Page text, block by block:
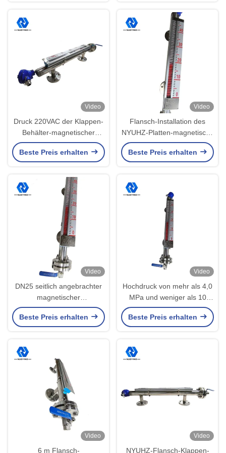
Video
Druck 220VAC der Klappen-
Behälter-magnetischer
waagerecht ausgerichteter
Meter-hohen Temperatur
Beste Preis erhalten
Video
Flansch-Installation des
NYUHZ-Platten-magnetische
waagerecht ausgerichtete
Übermittler-6m
Beste Preis erhalten
Video
DN25 seitlich angebrachter
magnetischer
Höhenanzeiger IP65 SS304
für die petrochemische
Beste Preis erhalten
Video
Hochdruck von mehr als 4,0
MPa und weniger als 10
Mpa
Beste Preis erhalten
Video
6 m Flansch-
Video
NYUHZ-Flansch-Klappen-